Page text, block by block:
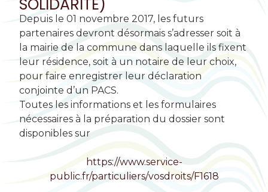
SOLIDARITÉ)
Depuis le 01 novembre 2017, les futurs
partenaires devront désormais s’adresser soit à
la mairie de la commune dans laquelle ils fixent
leur résidence, soit à un notaire de leur choix,
pour faire enregistrer leur déclaration
conjointe d’un PACS.
Toutes les informations et les formulaires
nécessaires à la préparation du dossier sont
disponibles sur
https://www.service-
public.fr/particuliers/vosdroits/F1618